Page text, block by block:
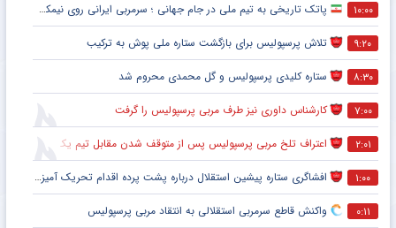
۱۰:۰۰ پاتک تاریخی به تیم ملی در جام جهانی ؛ سرمربی ایرانی روی نیمکت آمریکا
۹:۲۰ تلاش پرسپولیس برای بازگشت ستاره ملی پوش به ترکیب
۸:۳۰ ستاره کلیدی پرسپولیس و گل محمدی محروم شد
۷:۰۰ کارشناس داوری نیز طرف مربی پرسپولیس را گرفت
۲:۰۱ اعتراف تلخ مربی پرسپولیس پس از متوقف شدن مقابل تیم یک استقلالی
۱:۰۰ افشاگری ستاره پیشین استقلال درباره پشت پرده اقدام تحریک آمیز خود مقابل هواداران پرسپولیس
۰:۱۱ واکنش قاطع سرمربی استقلالی به انتقاد مربی پرسپولیس